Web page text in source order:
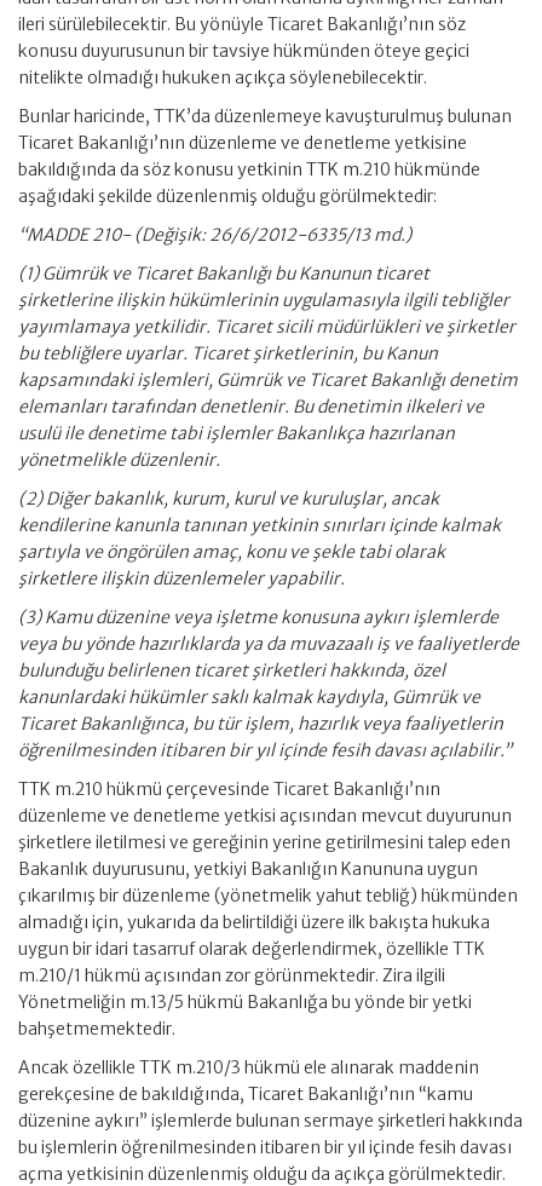
ileri sürülebilecektir. Bu yönüyle Ticaret Bakanlığı’nın söz
konusu duyurusunun bir tavsiye hükmünden öteye geçici
nitelikte olmadığı hukuken açıkça söylenebilecektir.
Bunlar haricinde, TTK’da düzenlemeye kavuşturulmuş bulunan
Ticaret Bakanlığı’nın düzenleme ve denetleme yetkisine
bakıldığında da söz konusu yetkinin TTK m.210 hükmünde
aşağıdaki şekilde düzenlenmiş olduğu görülmektedir:
“MADDE 210- (Değişik: 26/6/2012-6335/13 md.)
(1) Gümrük ve Ticaret Bakanlığı bu Kanunun ticaret
şirketlerine ilişkin hükümlerinin uygulamasıyla ilgili tebliğler
yayımlamaya yetkilidir. Ticaret sicili müdürlükleri ve şirketler
bu tebliğlere uyarlar. Ticaret şirketlerinin, bu Kanun
kapsamındaki işlemleri, Gümrük ve Ticaret Bakanlığı denetim
elemanları tarafından denetlenir. Bu denetimin ilkeleri ve
usulü ile denetime tabi işlemler Bakanlıkça hazırlanan
yönetmelikle düzenlenir.
(2) Diğer bakanlık, kurum, kurul ve kuruluşlar, ancak
kendilerine kanunla tanınan yetkinin sınırları içinde kalmak
şartıyla ve öngörülen amaç, konu ve şekle tabi olarak
şirketlere ilişkin düzenlemeler yapabilir.
(3) Kamu düzenine veya işletme konusuna aykırı işlemlerde
veya bu yönde hazırlıklarda ya da muvazaalı iş ve faaliyetlerde
bulunduğu belirlenen ticaret şirketleri hakkında, özel
kanunlardaki hükümler saklı kalmak kaydıyla, Gümrük ve
Ticaret Bakanlığınca, bu tür işlem, hazırlık veya faaliyetlerin
öğrenilmesinden itibaren bir yıl içinde fesih davası açılabilir.”
TTK m.210 hükmü çerçevesinde Ticaret Bakanlığı’nın
düzenleme ve denetleme yetkisi açısından mevcut duyurunun
şirketlere iletilmesi ve gereğinin yerine getirilmesini talep eden
Bakanlık duyurusunu, yetkiyi Bakanlığın Kanununa uygun
çıkarılmış bir düzenleme (yönetmelik yahut tebliğ) hükmünden
almadığı için, yukarıda da belirtildiği üzere ilk bakışta hukuka
uygun bir idari tasarruf olarak değerlendirmek, özellikle TTK
m.210/1 hükmü açısından zor görünmektedir. Zira ilgili
Yönetmeliğin m.13/5 hükmü Bakanlığa bu yönde bir yetki
bahşetmemektedir.
Ancak özellikle TTK m.210/3 hükmü ele alınarak maddenin
gerekçesine de bakıldığında, Ticaret Bakanlığı’nın “kamu
düzenine aykırı” işlemlerde bulunan sermaye şirketleri hakkında
bu işlemlerin öğrenilmesinden itibaren bir yıl içinde fesih davası
açma yetkisinin düzenlenmiş olduğu da açıkça görülmektedir.